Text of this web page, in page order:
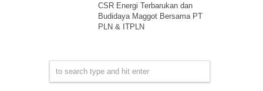
CSR Energi Terbarukan dan
Budidaya Maggot Bersama PT
PLN & ITPLN